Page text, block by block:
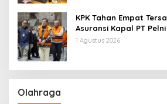
KPK Tahan Empat
Asuransi Kapal PT Pelni
1 Agustus 2026
Olahraga